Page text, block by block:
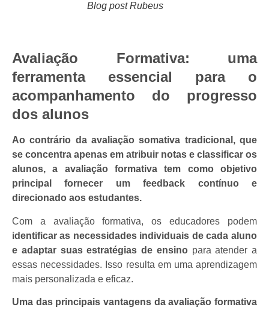
Blog post Rubeus
Avaliação Formativa: uma
ferramenta essencial para o
acompanhamento do progresso
dos alunos
Ao contrário da avaliação somativa tradicional, que
se concentra apenas em atribuir notas e classificar os
alunos, a avaliação formativa tem como objetivo
principal fornecer um feedback contínuo e
direcionado aos estudantes.
Com a avaliação formativa, os educadores podem
identificar as necessidades individuais de cada aluno
e adaptar suas estratégias de ensino para atender a
essas necessidades. Isso resulta em uma aprendizagem
mais personalizada e eficaz.
Uma das principais vantagens da avaliação formativa